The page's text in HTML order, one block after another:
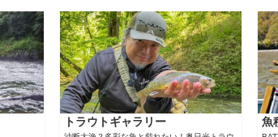
トラウトギャラリー 魚